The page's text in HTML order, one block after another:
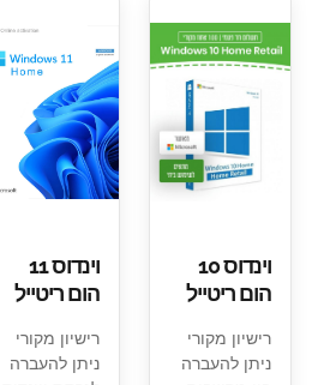
וינדוס 10
הום ריטייל
רישיון מקורי
ניתן להעברה
וינדוס 11
הום ריטייל
רישיון מקורי
ניתן להעברה